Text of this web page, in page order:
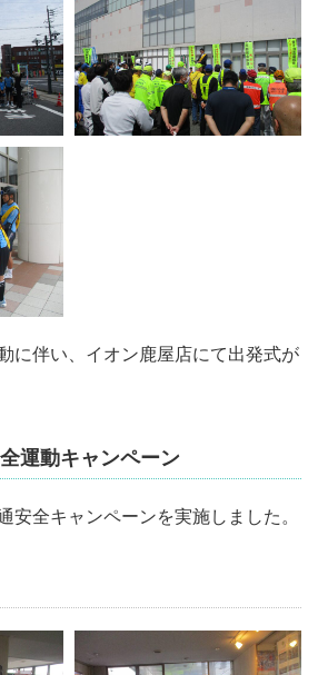
に伴い、イオン鹿屋店にて出発式が
運動キャンペーン
安全キャンペーンを実施しました。